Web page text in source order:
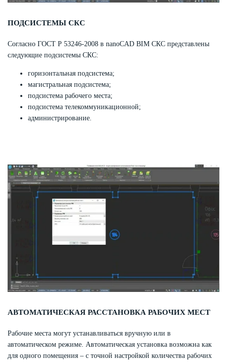
ПОДСИСТЕМЫ СКС
Согласно ГОСТ Р 53246-2008 в nanoCAD BIM СКС представлены
следующие подсистемы СКС:
горизонтальная подсистема;
магистральная подсистема;
подсистема рабочего места;
подсистема телекоммуникационной;
администрирование.
АВТОМАТИЧЕСКАЯ РАССТАНОВКА РАБОЧИХ МЕСТ
Рабочие места могут устанавливаться вручную или в
автоматическом режиме. Автоматическая установка возможна как
для одного помещения – с точной настройкой количества рабочих